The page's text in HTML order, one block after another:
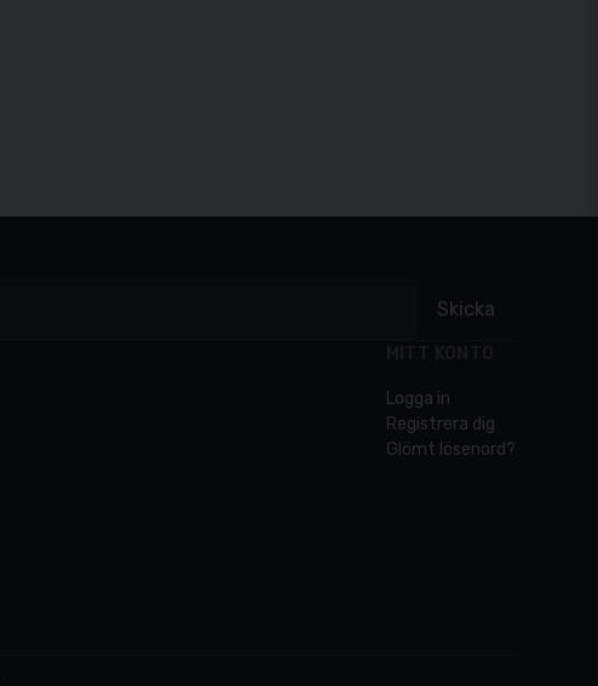
Skicka
Logga in
Registrera dig
Glömt lösenord?